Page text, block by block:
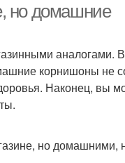
но домашние
аналогами.
корнишоны не
Наконец, вы
но домашними,